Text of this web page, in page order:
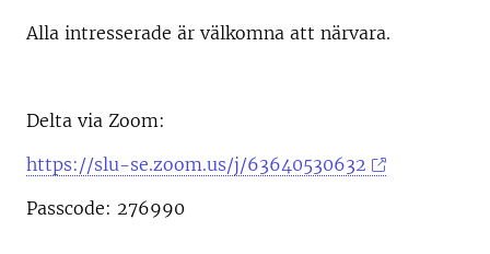
Alla intresserade är välkomna att närvara.
Delta via Zoom:
https://slu-se.zoom.us/j/63640530632
Passcode: 276990